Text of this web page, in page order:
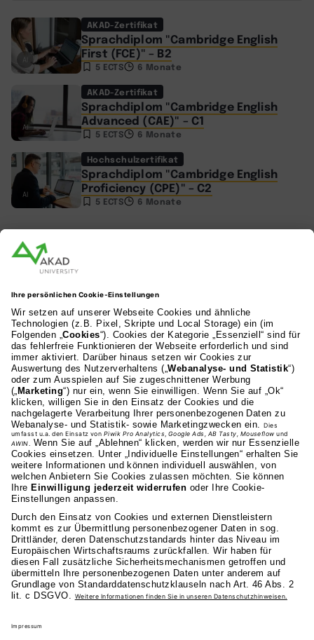
AI
AKAD-Zertifikat
Sprachdiplom "Cambridge English
First (FCE)" – B2
5 ECTS 6 Monate
AI
AKAD-Zertifikat
Sprachdiplom "Cambridge English
Advanced (CAE)" – C1
5 ECTS 6 Monate
AI
Hochschulzertifikat
Sprachdiplom "Cambridge English
Proficiency (CPE)" – C2
5 ECTS 6 Monate
AKAD Bildungsgesellschaft mbH
Heilbronner Strasse 86
70191 Stuttgart
0711 81495-400
Studienangebot
Fakultäten
AKAD